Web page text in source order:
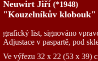
Neuwirt Jiří (*1948)
"Kouzelníkův klobouk"
grafický list, signováno
Adjustace v paspartě, pod
Ve výřezu 32 x 22 (53 x 39)